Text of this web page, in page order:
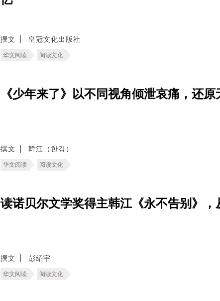
撰文 皇冠文化出版社
华文阅读 阅读文化
《少年来了》以不同视角倾泄哀痛，还
撰文 韓江（한강）
华文阅读 阅读文化
读诺贝尔文学奖得主韩江《永不告别》
撰文 彭紹宇
华文阅读 阅读文化